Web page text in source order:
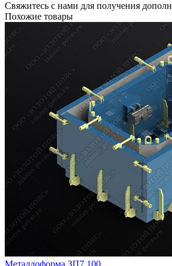
Свяжитесь с нами для получения
Похожие товары
Металлоформа ЗП7.100